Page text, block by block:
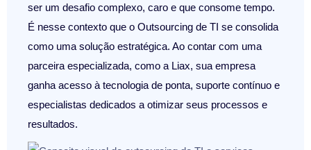
ser um desafio complexo, caro e que consome tempo.
É nesse contexto que o Outsourcing de TI se consolida
como uma solução estratégica. Ao contar com uma
parceira especializada, como a Liax, sua empresa
ganha acesso à tecnologia de ponta, suporte contínuo e
especialistas dedicados a otimizar seus processos e
resultados.